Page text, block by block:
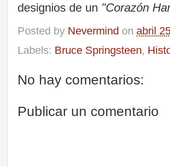
designios de un "Corazón
Posted by Nevermind on abril
Labels: Bruce Springsteen,
No hay comentarios:
Publicar un comentario